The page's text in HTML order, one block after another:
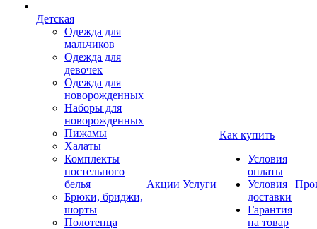
Детская
Одежда для
мальчиков
Одежда для
девочек
Одежда для
новорожденных
Наборы для
новорожденных
Пижамы
Халаты
Комплекты
постельного
белья
Брюки, бриджи,
шорты
Полотенца
Акции Услуги
Как купить
Условия
оплаты
Условия
доставки
Гарантия
на товар